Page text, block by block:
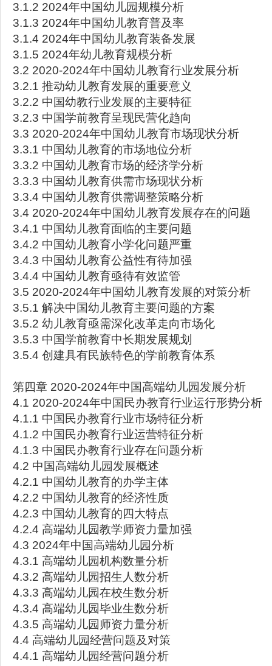
3.1.2 2024年中国幼儿园规模分析
3.1.3 2024年中国幼儿教育普及率
3.1.4 2024年中国幼儿教育装备发展
3.1.5 2024年幼儿教育规模分析
3.2 2020-2024年中国幼儿教育行业发展分析
3.2.1 推动幼儿教育发展的重要意义
3.2.2 中国幼教行业发展的主要特征
3.2.3 中国学前教育呈现民营化趋向
3.3 2020-2024年中国幼儿教育市场现状分析
3.3.1 中国幼儿教育的市场地位分析
3.3.2 中国幼儿教育市场的经济学分析
3.3.3 中国幼儿教育供需市场现状分析
3.3.4 中国幼儿教育供需调整策略分析
3.4 2020-2024年中国幼儿教育发展存在的问题
3.4.1 中国幼儿教育面临的主要问题
3.4.2 中国幼儿教育小学化问题严重
3.4.3 中国幼儿教育公益性有待加强
3.4.4 中国幼儿教育亟待有效监管
3.5 2020-2024年中国幼儿教育发展的对策分析
3.5.1 解决中国幼儿教育主要问题的方案
3.5.2 幼儿教育亟需深化改革走向市场化
3.5.3 中国学前教育中长期发展规划
3.5.4 创建具有民族特色的学前教育体系
第四章 2020-2024年中国高端幼儿园发展分析
4.1 2020-2024年中国民办教育行业运行形势分析
4.1.1 中国民办教育行业市场特征分析
4.1.2 中国民办教育行业运营特征分析
4.1.3 中国民办教育行业存在问题分析
4.2 中国高端幼儿园发展概述
4.2.1 中国幼儿教育的办学主体
4.2.2 中国幼儿教育的经济性质
4.2.3 中国幼儿教育的四大特点
4.2.4 高端幼儿园教学师资力量加强
4.3 2024年中国高端幼儿园分析
4.3.1 高端幼儿园机构数量分析
4.3.2 高端幼儿园招生人数分析
4.3.3 高端幼儿园在校生数分析
4.3.4 高端幼儿园毕业生数分析
4.3.5 高端幼儿园师资力量分析
4.4 高端幼儿园经营问题及对策
4.4.1 高端幼儿园经营问题分析